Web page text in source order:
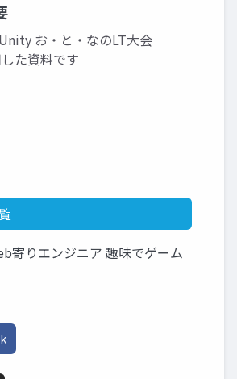
お・と・なのLT大会
た資料です
寄りエンジニア 趣味でゲーム